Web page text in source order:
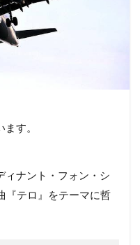
す。
ィナント・フォン・シ
『テロ』をテーマに哲